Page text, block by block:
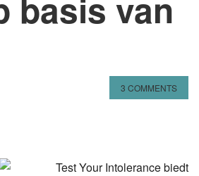
3 COMMENTS